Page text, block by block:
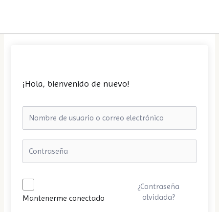
contenido
¡Hola, bienvenido de nuevo!
Mantenerme conectado
¿Contraseña
olvidada?